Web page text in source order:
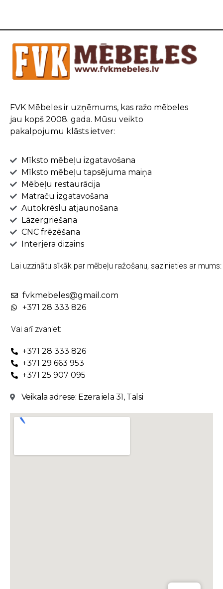
FVK Mēbeles ir uzņēmums, kas ražo mēbeles
jau kopš 2008. gada. Mūsu veikto
pakalpojumu klāsts ietver:
Mīksto mēbeļu izgatavošana
Mīksto mēbeļu tapsējuma maiņa
Mēbeļu restaurācija
Matraču izgatavošana
Autokrēslu atjaunošana
Lāzergriešana
CNC frēzēšana
Interjera dizains
Lai uzzinātu sīkāk par mēbeļu ražošanu, sazinieties ar mums:
fvkmebeles@gmail.com
+371 28 333 826
Vai arī zvaniet:
+371 28 333 826
+371 29 663 953
+371 25 907 095
Veikala adrese: Ezera iela 31, Talsi